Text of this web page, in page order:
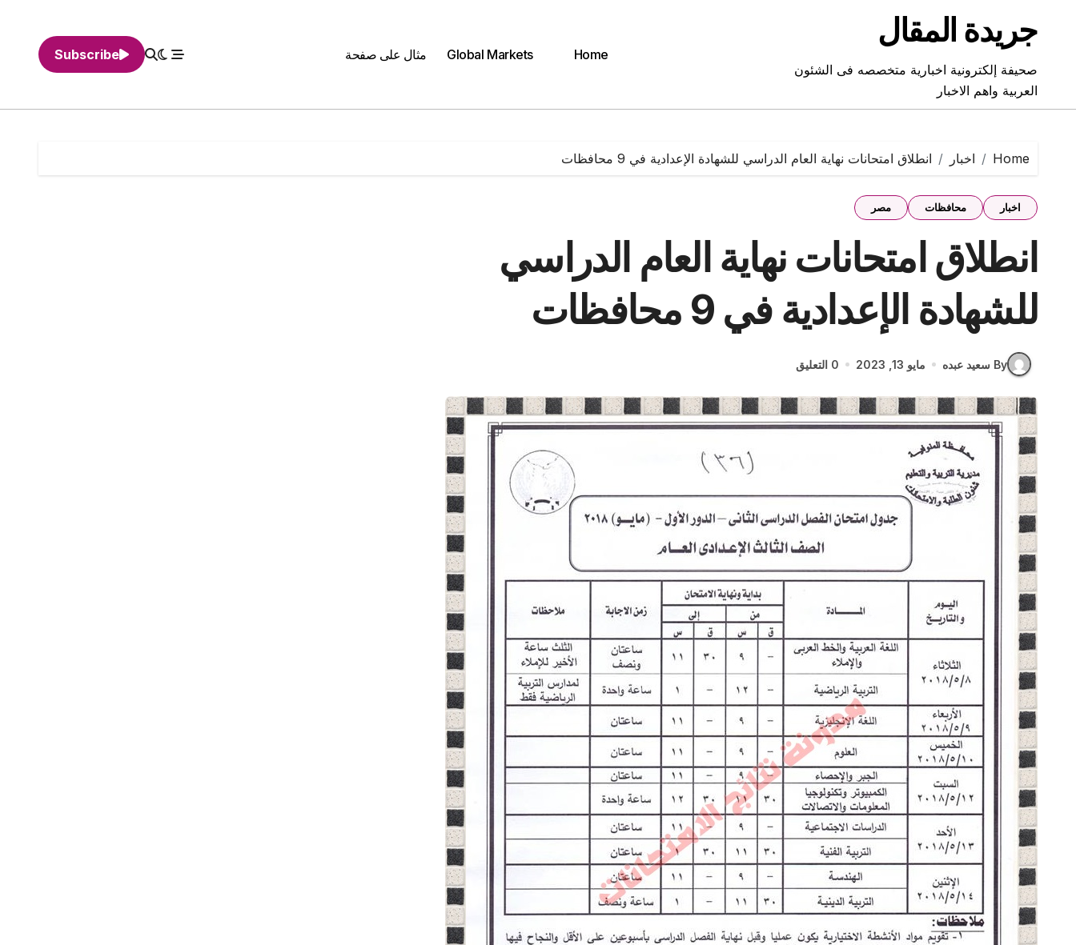
contentجريدة المقال
صحيفة إلكترونية اخبارية متخصصه فى الشئون
العربية واهم الاخبار
Home
Global Markets مثال على صفحة Subscribe
Home اخبار انطلاق امتحانات نهاية العام الدراسي للشهادة الإعدادية في 9 محافظات
اخبار محافظات مصر
انطلاق امتحانات نهاية العام الدراسي
للشهادة الإعدادية في 9 محافظات
By سعيد عبده مايو 13, 2023 0 التعليق